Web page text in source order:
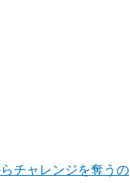
チャレンジを奪うの